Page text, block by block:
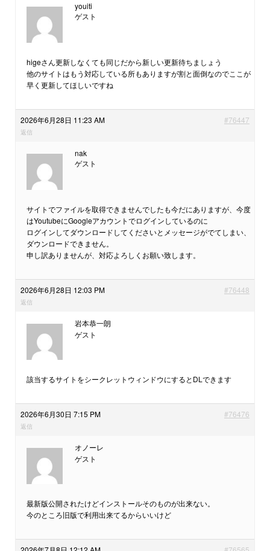
youiti
ゲスト
higeさん更新しなくても同じだから新しい更新待ちましょう
他のサイトはもう対応している所もありますが割と面倒なのでここが
早く更新してほしいですね
2026年6月28日 11:23 AM #76447
返信
nak
ゲスト
サイトでファイルを取得できませんでしたも今だにありますが、今度
はYoutubeにGoogleアカウントでログインしているのに
ログインしてダウンロードしてくださいとメッセージがでてしまい、
ダウンロードできません。
申し訳ありませんが、対応よろしくお願い致します。
2026年6月28日 12:03 PM #76448
返信
岩本恭一朗
ゲスト
該当するサイトをシークレットウィンドウにするとDLできます
2026年6月30日 7:15 PM #76476
返信
オノーレ
ゲスト
最新版公開されたけどインストールそのものが出来ない。
今のところ旧版で利用出来てるからいいけど